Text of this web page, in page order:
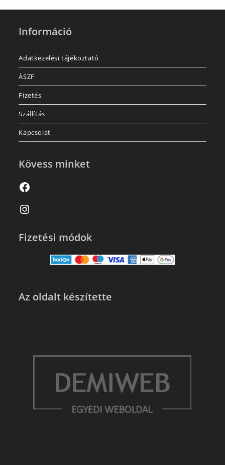
Információ
Adatkezelési tájékoztató
ÁSZF
Fizetés
Szállítás
Kapcsolat
Kövess minket
Fizetési módok
Az oldalt készítette